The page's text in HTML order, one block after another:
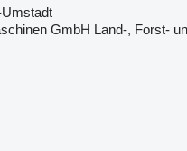
GmbH Land-, Forst-